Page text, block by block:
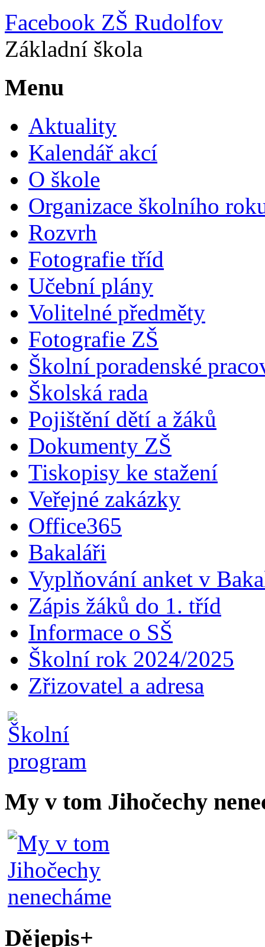
Facebook ZŠ Rudolfov
Základní škola
Menu
Aktuality
Kalendář akcí
O škole
Organizace školního
Rozvrh
Fotografie tříd
Učební plány
Volitelné předměty
Fotografie ZŠ
Školní poradenské
Školská rada
Pojištění dětí a žáků
Dokumenty ZŠ
Tiskopisy ke stažení
Veřejné zakázky
Office365
Bakaláři
Vyplňování anket v
Zápis žáků do 1. tříd
Informace o SŠ
Školní rok 2024/2025
Zřizovatel a adresa
My v tom Jihočechy
Dějepis+